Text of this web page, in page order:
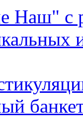
Наш" с